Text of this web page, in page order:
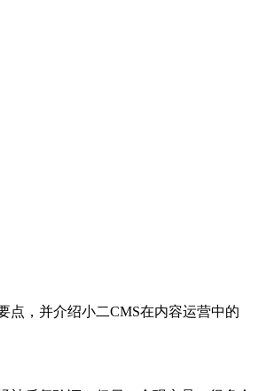
点，并介绍小二CMS在内容运营中的